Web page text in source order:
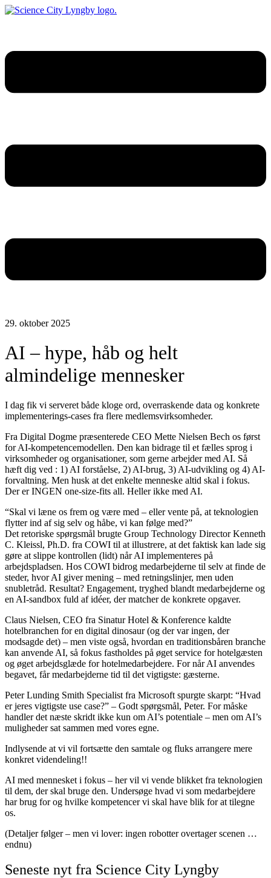
Videre
29. oktober 2025
AI – hype, håb og helt
almindelige mennesker
I dag fik vi serveret både kloge ord, overraskende data og konkrete
implementerings-cases fra flere medlemsvirksomheder.
Fra Digital Dogme præsenterede CEO Mette Nielsen Bech os først
for AI-kompetencemodellen. Den kan bidrage til et fælles sprog i
virksomheder og organisationer, som gerne arbejder med AI. Så
hæft dig ved : 1) AI forståelse, 2) AI-brug, 3) AI-udvikling og 4) AI-
forvaltning. Men husk at det enkelte menneske altid skal i fokus.
Der er INGEN one-size-fits all. Heller ikke med AI.
“Skal vi læne os frem og være med – eller vente på, at teknologien
flytter ind af sig selv og håbe, vi kan følge med?”
Det retoriske spørgsmål brugte Group Technology Director Kenneth
C. Kleissl, Ph.D. fra COWI til at illustrere, at det faktisk kan lade sig
gøre at slippe kontrollen (lidt) når AI implementeres på
arbejdspladsen. Hos COWI bidrog medarbejderne til selv at finde de
steder, hvor AI giver mening – med retningslinjer, men uden
snubletråd. Resultat? Engagement, tryghed blandt medarbejderne og
en AI-sandbox fuld af idéer, der matcher de konkrete opgaver.
Claus Nielsen, CEO fra Sinatur Hotel & Konference kaldte
hotelbranchen for en digital dinosaur (og der var ingen, der
modsagde det) – men viste også, hvordan en traditionsbåren branche
kan anvende AI, så fokus fastholdes på øget service for hotelgæsten
og øget arbejdsglæde for hotelmedarbejdere. For når AI anvendes
begavet, får medarbejderne tid til det vigtigste: gæsterne.
Peter Lunding Smith Specialist fra Microsoft spurgte skarpt: “Hvad
er jeres vigtigste use case?” – Godt spørgsmål, Peter. For måske
handler det næste skridt ikke kun om AI’s potentiale – men om AI’s
muligheder sat sammen med vores egne.
Indlysende at vi vil fortsætte den samtale og fluks arrangere mere
konkret videndeling!!
AI med mennesket i fokus – her vil vi vende blikket fra teknologien
til dem, der skal bruge den. Undersøge hvad vi som medarbejdere
har brug for og hvilke kompetencer vi skal have blik for at tilegne
os.
(Detaljer følger – men vi lover: ingen robotter overtager scenen …
endnu)
Seneste nyt fra Science City Lyngby